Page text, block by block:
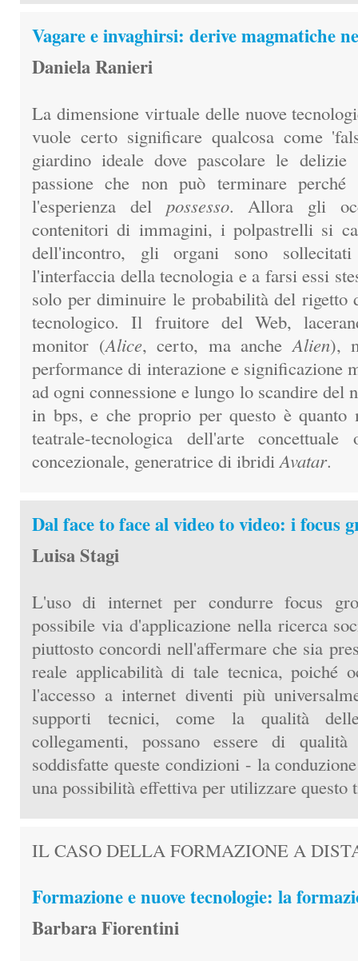
Vagare e invaghirsi: derive magmatiche
Daniela Ranieri
La dimensione virtuale delle nuove
vuole certo significare qualcosa come
giardino ideale dove pascolare le
passione che non può terminare
l'esperienza del possesso. Allora gli
contenitori di immagini, i polpastrelli si
dell'incontro, gli organi sono
l'interfaccia della tecnologia e a farsi essi
solo per diminuire le probabilità del rigetto
tecnologico. Il fruitore del Web,
monitor (Alice, certo, ma ancheAlien),
performance di interazione e significazione
ad ogni connessione e lungo lo scandire del
in bps, e che proprio per questo è
teatrale-tecnologica dell'arte
concezionale, generatrice di ibridiAvatar.
Dal face to face al video to video: i focus
Luisa Stagi
L'uso di internet per condurre focus
possibile via d'applicazione nella ricerca
piuttosto concordi nell'affermare che sia
reale applicabilità di tale tecnica, poiché
l'accesso a internet diventi più
supporti tecnici, come la qualità
collegamenti, possano essere di
soddisfatte queste condizioni - la
una possibilità effettiva per utilizzare questo
IL CASO DELLA FORMAZIONE A
Formazione e nuove tecnologie: la
Barbara Fiorentini